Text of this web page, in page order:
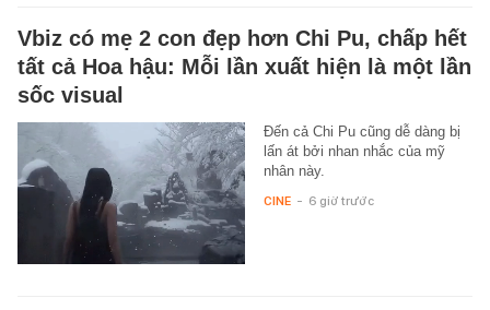
Vbiz có mẹ 2 con đẹp hơn Chi Pu, chấp hết
tất cả Hoa hậu: Mỗi lần xuất hiện là một lần
sốc visual
Đến cả Chi Pu cũng dễ dàng bị
lấn át bởi nhan nhắc của mỹ
nhân này.
CINE - 6 giờ trước